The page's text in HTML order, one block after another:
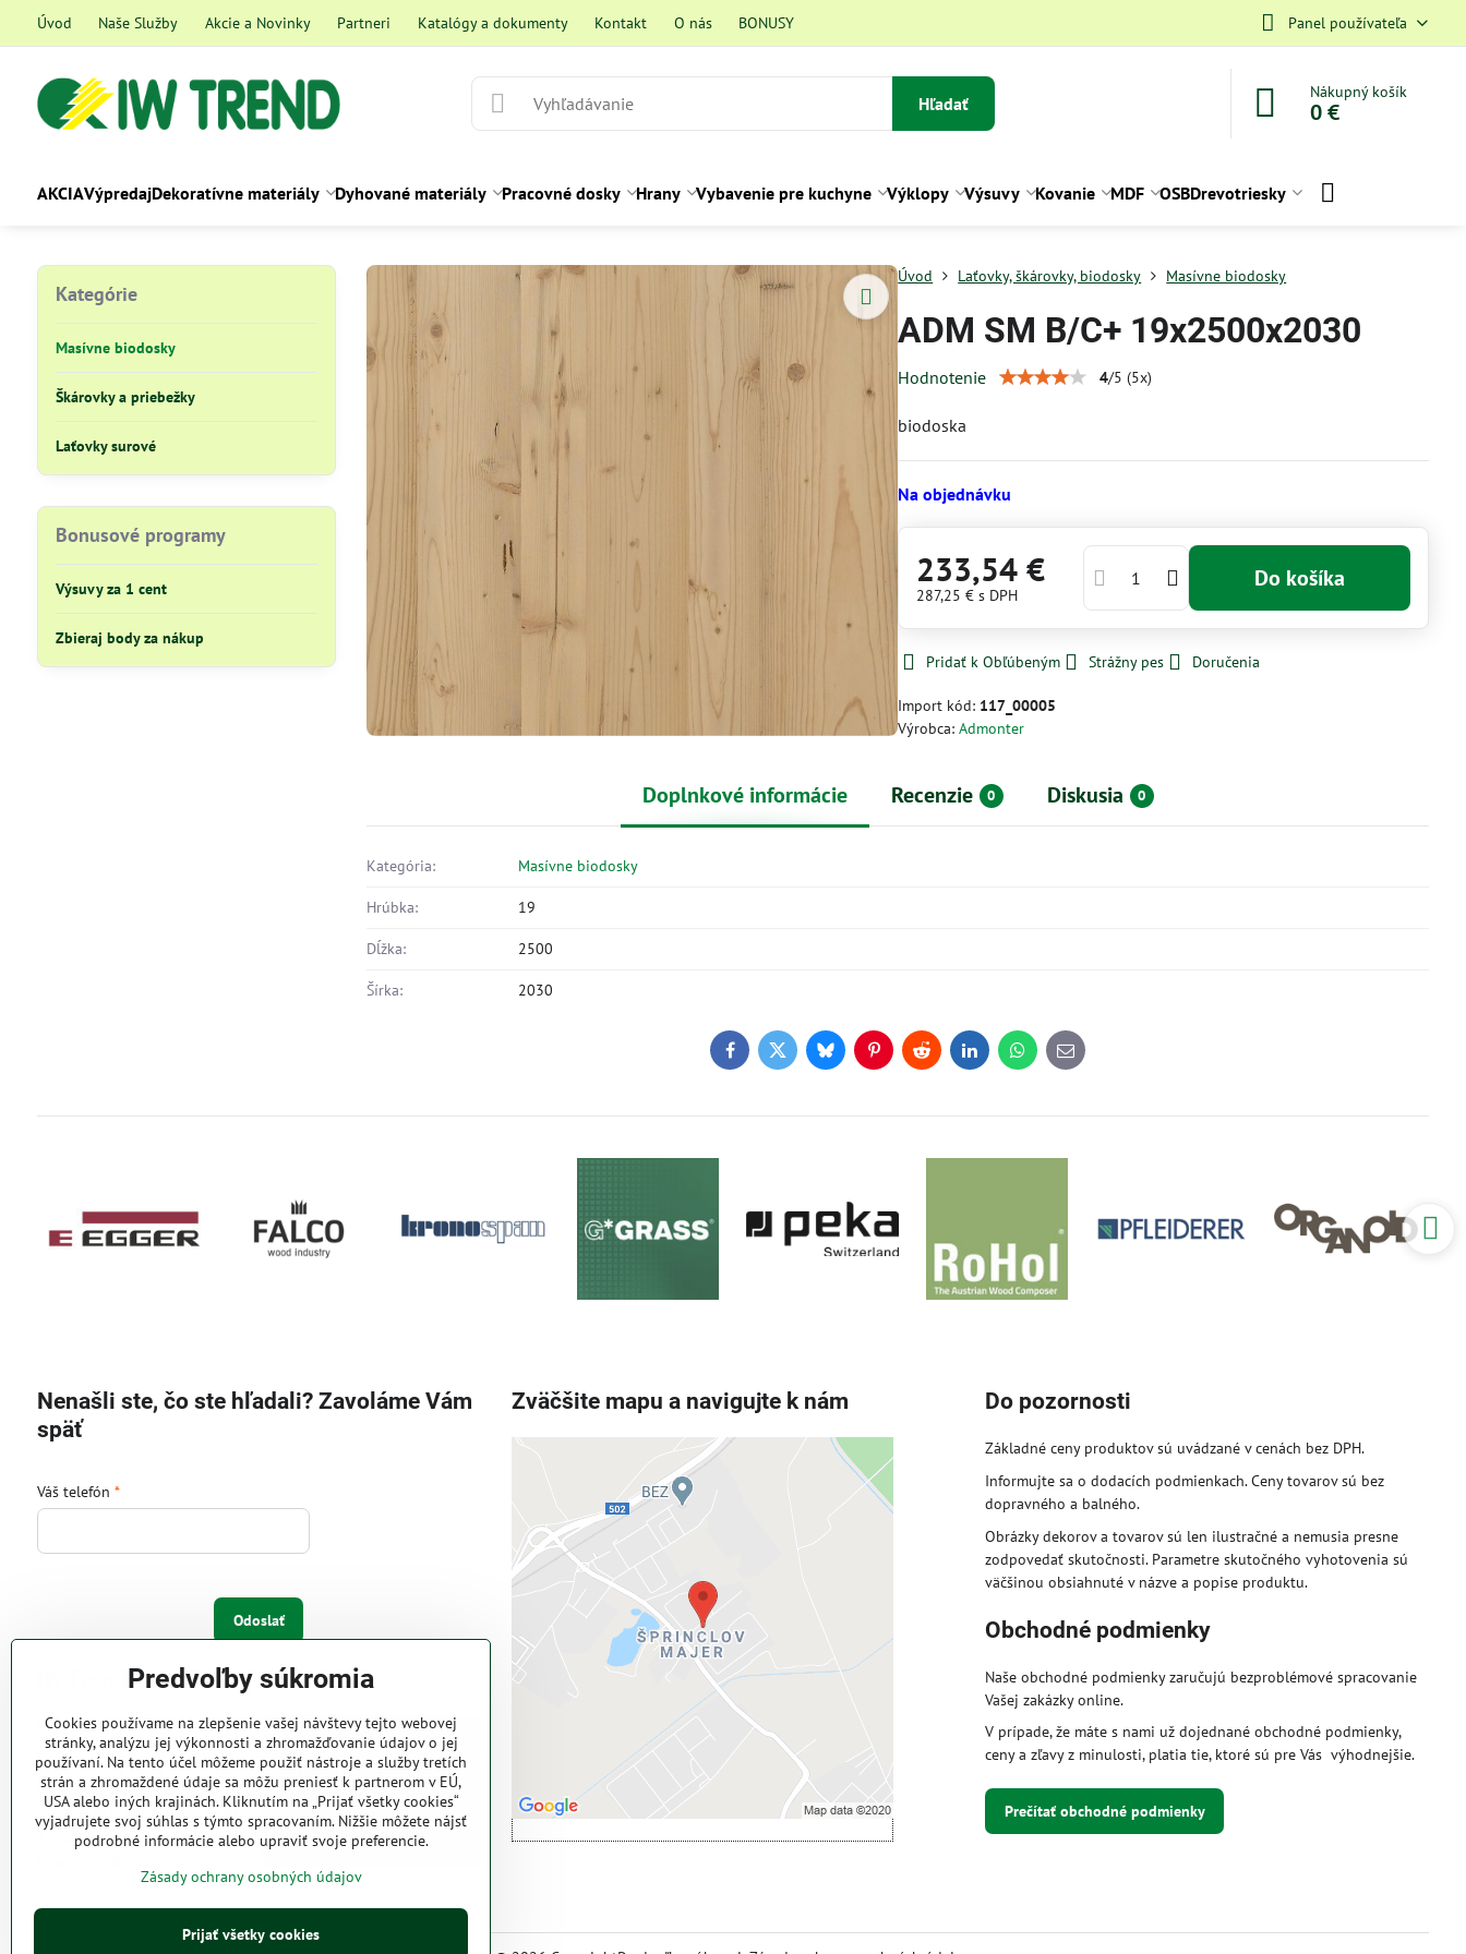
Úvod Naše Služby Akcie a Novinky Partneri Katalógy a dokumenty Kontakt O nás BONUSY Panel používateľa
Hľadať
Nákupný košík
0 €
AKCIAVýpredajDekoratívne materiály Dyhované materiály Pracovné dosky Hrany Vybavenie pre kuchyne Výklopy Výsuvy Kovanie MDF OSBDrevotriesky
Úvod Laťovky, škárovky, biodosky Masívne biodosky
ADM SM B/C+ 19x2500x2030
Hodnotenie 4/5 (5x)
biodoska
Na objednávku
233,54 €
287,25 €s DPH
Do košíka
Pridať k Obľúbeným Strážny pes Doručenia
Import kód: 117_00005
Výrobca:Admonter
Doplnkové informácie Recenzie 0 Diskusia 0
Kategória: Masívne biodosky
Hrúbka: 19
Dĺžka: 2500
Šírka: 2030
FacebookTwitterBlueskyPinterestRedditLinkedInWhatsApp
E-
mail
Kategórie
Masívne biodosky
Škárovky a priebežky
Laťovky surové
Bonusové programy
Výsuvy za 1 cent
Zbieraj body za nákup
Nenašli ste, čo ste hľadali? Zavoláme Vám
späť
Váš telefón *
Odoslať
IW Trend s.r.o.
Pri Majeri 6
831 06 Bratislava
Web: www.iwtrend.sk
Telefón: (02) 4488 4826, 4487
Zväčšite mapu a navigujte k nám
Externý obsah je blokovaný
Prajete si načítať externý obsah?
Povoliť tentokrát
Povoliť a zapamätať - súhlas s druhom
cookie: Funkčné
Otvoriť obsah v novom okne
Do pozornosti
Základné ceny produktov sú uvádzané v cenách bez DPH.
Informujte sa o dodacích podmienkach. Ceny tovarov sú bez
dopravného a balného.
Obrázky dekorov a tovarov sú len ilustračné a nemusia presne
zodpovedať skutočnosti. Parametre skutočného vyhotovenia sú
väčšinou obsiahnuté v názve a popise produktu.
Obchodné podmienky
Naše obchodné podmienky zaručujú bezproblémové spracovanie
Vašej zakázky online.
V prípade, že máte s nami už dojednané obchodné podmienky,
ceny a zľavy z minulosti, platia tie, ktoré sú pre Vás výhodnejšie.
Prečítať obchodné podmienky
Predvoľby súkromia
Cookies používame na zlepšenie vašej návštevy tejto webovej
stránky, analýzu jej výkonnosti a zhromažďovanie údajov o jej
používaní. Na tento účel môžeme použiť nástroje a služby tretích
strán a zhromaždené údaje sa môžu preniesť k partnerom v EÚ,
USA alebo iných krajinách. Kliknutím na „Prijať všetky cookies“
vyjadrujete svoj súhlas s týmto spracovaním. Nižšie môžete nájsť
podrobné informácie alebo upraviť svoje preferencie.
Zásady ochrany osobných údajov
Prijať všetky cookies